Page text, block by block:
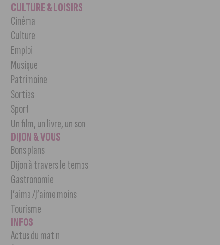
CULTURE & LOISIRS
Cinéma
Culture
Emploi
Musique
Patrimoine
Sorties
Sport
Un film, un livre, un son
DIJON & VOUS
Bons plans
Dijon à travers le temps
Gastronomie
J’aime /J’aime moins
Tourisme
INFOS
Actus du matin